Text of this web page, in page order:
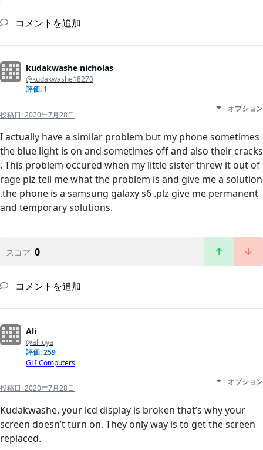
コメントを追加
kudakwashe nicholas
@kudakwashe18270
評価: 1
投稿日:2020年7月28日
オプション
I actually have a similar problem but my phone sometimes
the blue light is on and sometimes off and also their cracks
. This problem occured when my little sister threw it out of
rage plz tell me what the problem is and give me a solution
.the phone is a samsung galaxy s6 .plz give me permanent
and temporary solutions.
スコア 0
コメントを追加
Ali
@aliluya
評価: 259
GLI Computers
投稿日:2020年7月28日
オプション
Kudakwashe, your lcd display is broken that’s why your
screen doesn’t turn on. They only way is to get the screen
replaced.